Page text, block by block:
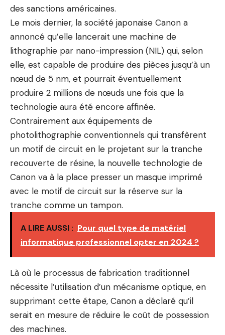
des sanctions américaines.
Le mois dernier, la société japonaise Canon a
annoncé qu’elle lancerait une machine de
lithographie par nano-impression (NIL) qui, selon
elle, est capable de produire des pièces jusqu’à un
nœud de 5 nm, et pourrait éventuellement
produire 2 millions de nœuds une fois que la
technologie aura été encore affinée.
Contrairement aux équipements de
photolithographie conventionnels qui transfèrent
un motif de circuit en le projetant sur la tranche
recouverte de résine, la nouvelle technologie de
Canon va à la place presser un masque imprimé
avec le motif de circuit sur la réserve sur la
tranche comme un tampon.
A LIRE AUSSI : Pour quel type de matériel
informatique professionnel opter en 2024 ?
Là où le processus de fabrication traditionnel
nécessite l’utilisation d’un mécanisme optique, en
supprimant cette étape, Canon a déclaré qu’il
serait en mesure de réduire le coût de possession
des machines.